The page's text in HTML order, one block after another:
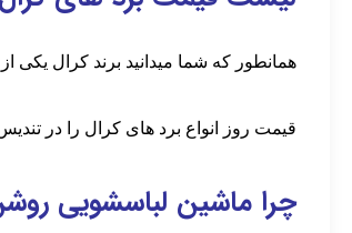
همانطور که شما میدانید برند کرال
قیمت روز انواع برد های کرال را در تندیس
چرا ماشین لباسشویی